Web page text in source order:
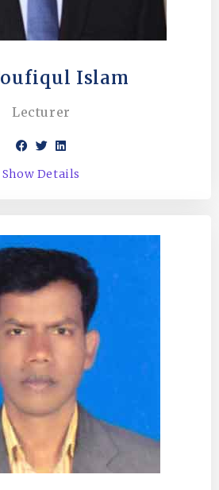
Islam
Lecturer
Show Details